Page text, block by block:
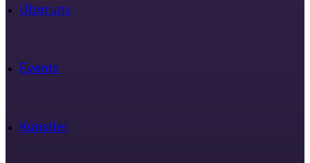
Über uns
Events
Künstler